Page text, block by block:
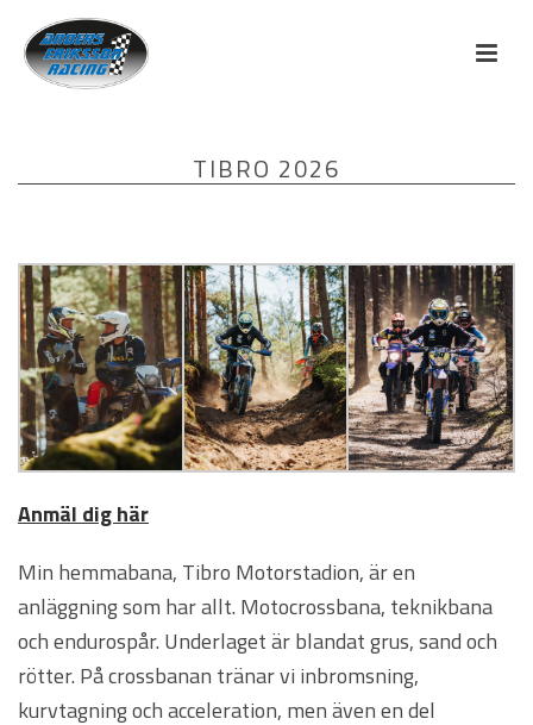
TIBRO 2026
Anmäl dig här
Min hemmabana, Tibro Motorstadion, är en
anläggning som har allt. Motocrossbana, teknikbana
och endurospår. Underlaget är blandat grus, sand och
rötter. På crossbanan tränar vi inbromsning,
kurvtagning och acceleration, men även en del